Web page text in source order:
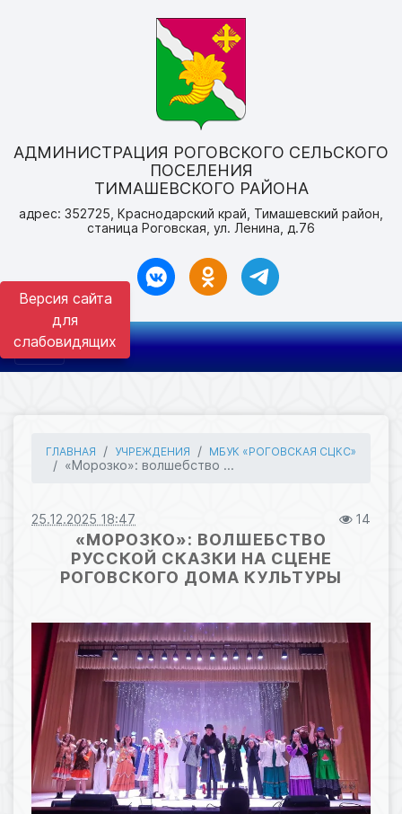
Версия сайта
для
слабовидящих
АДМИНИСТРАЦИЯ РОГОВСКОГО СЕЛЬСКОГО
ПОСЕЛЕНИЯ
ТИМАШЕВСКОГО РАЙОНА
адрес: 352725, Краснодарский край, Тимашевский район,
станица Роговская, ул. Ленина, д.76
ГЛАВНАЯ УЧРЕЖДЕНИЯ МБУК «РОГОВСКАЯ СЦКС»
«Морозко»: волшебство ...
25.12.2025 18:47 14
«МОРОЗКО»: ВОЛШЕБСТВО
РУССКОЙ СКАЗКИ НА СЦЕНЕ
РОГОВСКОГО ДОМА КУЛЬТУРЫ